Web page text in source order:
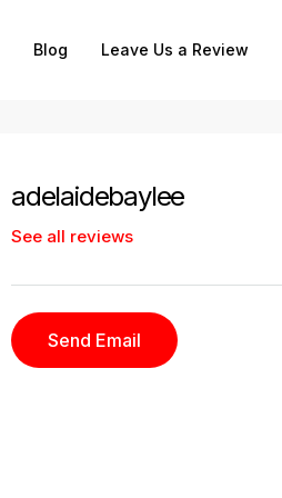
Blog Leave Us a Review
adelaidebaylee
See all reviews
Send Email